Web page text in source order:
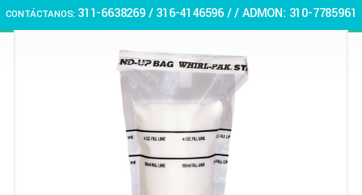
CONTÁCTANOS: 311-6638269 /316-4146596 / / ADMON: 310-7785961
🏠 Stay at home! 25% discount on all medicines